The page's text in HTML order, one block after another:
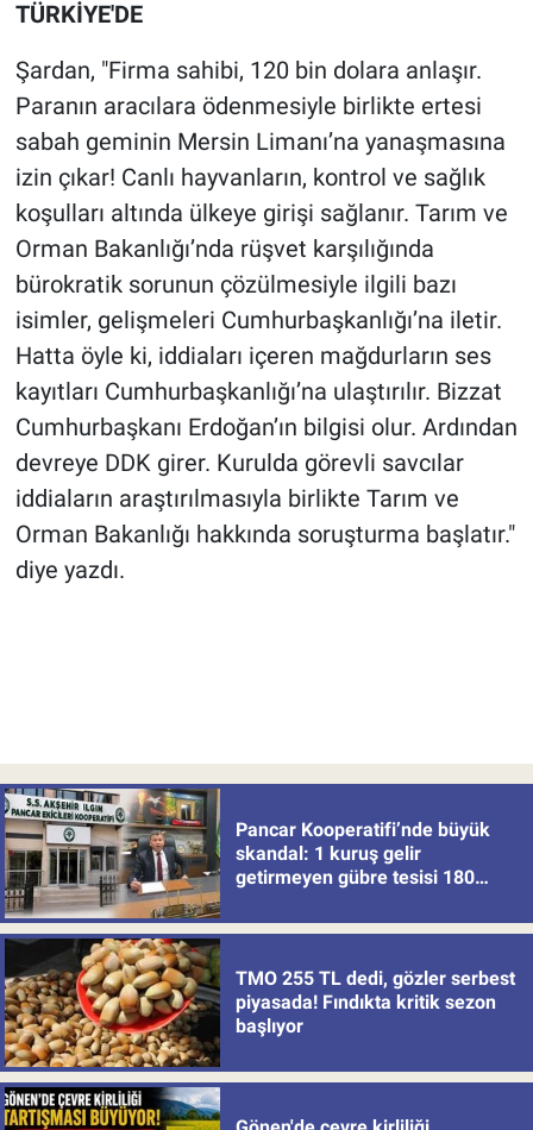
TÜRKİYE'DE
Şardan, "Firma sahibi, 120 bin dolara anlaşır.
Paranın aracılara ödenmesiyle birlikte ertesi
sabah geminin Mersin Limanı’na yanaşmasına
izin çıkar! Canlı hayvanların, kontrol ve sağlık
koşulları altında ülkeye girişi sağlanır. Tarım ve
Orman Bakanlığı’nda rüşvet karşılığında
bürokratik sorunun çözülmesiyle ilgili bazı
isimler, gelişmeleri Cumhurbaşkanlığı’na iletir.
Hatta öyle ki, iddiaları içeren mağdurların ses
kayıtları Cumhurbaşkanlığı’na ulaştırılır. Bizzat
Cumhurbaşkanı Erdoğan’ın bilgisi olur. Ardından
devreye DDK girer. Kurulda görevli savcılar
iddiaların araştırılmasıyla birlikte Tarım ve
Orman Bakanlığı hakkında soruşturma başlatır."
diye yazdı.
Pancar Kooperatifi’nde büyük
skandal: 1 kuruş gelir
getirmeyen gübre tesisi 180
TMO 255 TL dedi, gözler serbest
piyasada! Fındıkta kritik sezon
başlıyor